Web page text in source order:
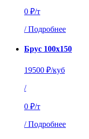
0 ₽/т
/ Подробнее
Брус 100х150
19500 ₽/куб
/
0 ₽/т
/ Подробнее